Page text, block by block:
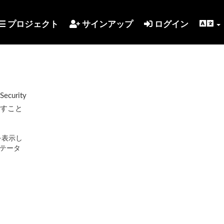
プロジェクト サインアップ ログイン
こと
示し
ータ